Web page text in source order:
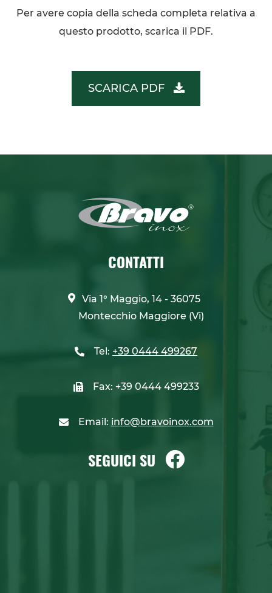
Per avere copia della scheda completa relativa a
questo prodotto, scarica il PDF.
SCARICA PDF
CONTATTI
Via 1° Maggio, 14 - 36075
Montecchio Maggiore (Vi)
Tel: +39 0444 499267
Fax: +39 0444 499233
Email: info@bravoinox.com
SEGUICI SU